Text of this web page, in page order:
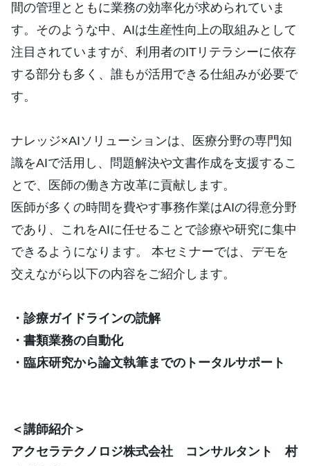
間の管理とともに業務の効率化が求められていま
す。そのような中、AIは生産性向上の取組みとして
注目されていますが、利用者のITリテラシーに依存
する部分も多く、誰もが活用できる仕組みが必要で
す。
ナレッジ×AIソリューションは、医療分野の専門知
識をAIで活用し、問題解決や文書作成を支援するこ
とで、医師の働き方改革に貢献します。
医師が多くの時間を費やす事務作業はAIの得意分野
であり、これをAIに任せることで診療や研究に集中
できるようになります。 本セミナーでは、デモを
交えながら以下の内容をご紹介します。
・診療ガイドラインの読解
・書類業務の自動化
・臨床研究から論文執筆までのトータルサポート
＜講師紹介＞
アクセラテクノロジ株式会社 コンサルタント 村